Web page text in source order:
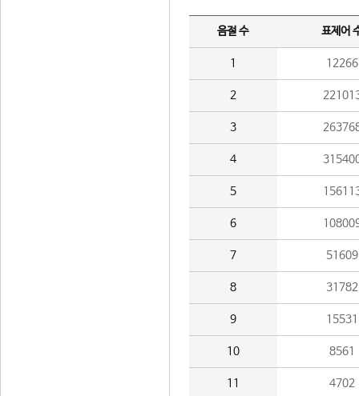
음절 수 표제어
1 12266
2
3
4
5
6
7 51609
8 31782
9 15531
10 8561
11 4702